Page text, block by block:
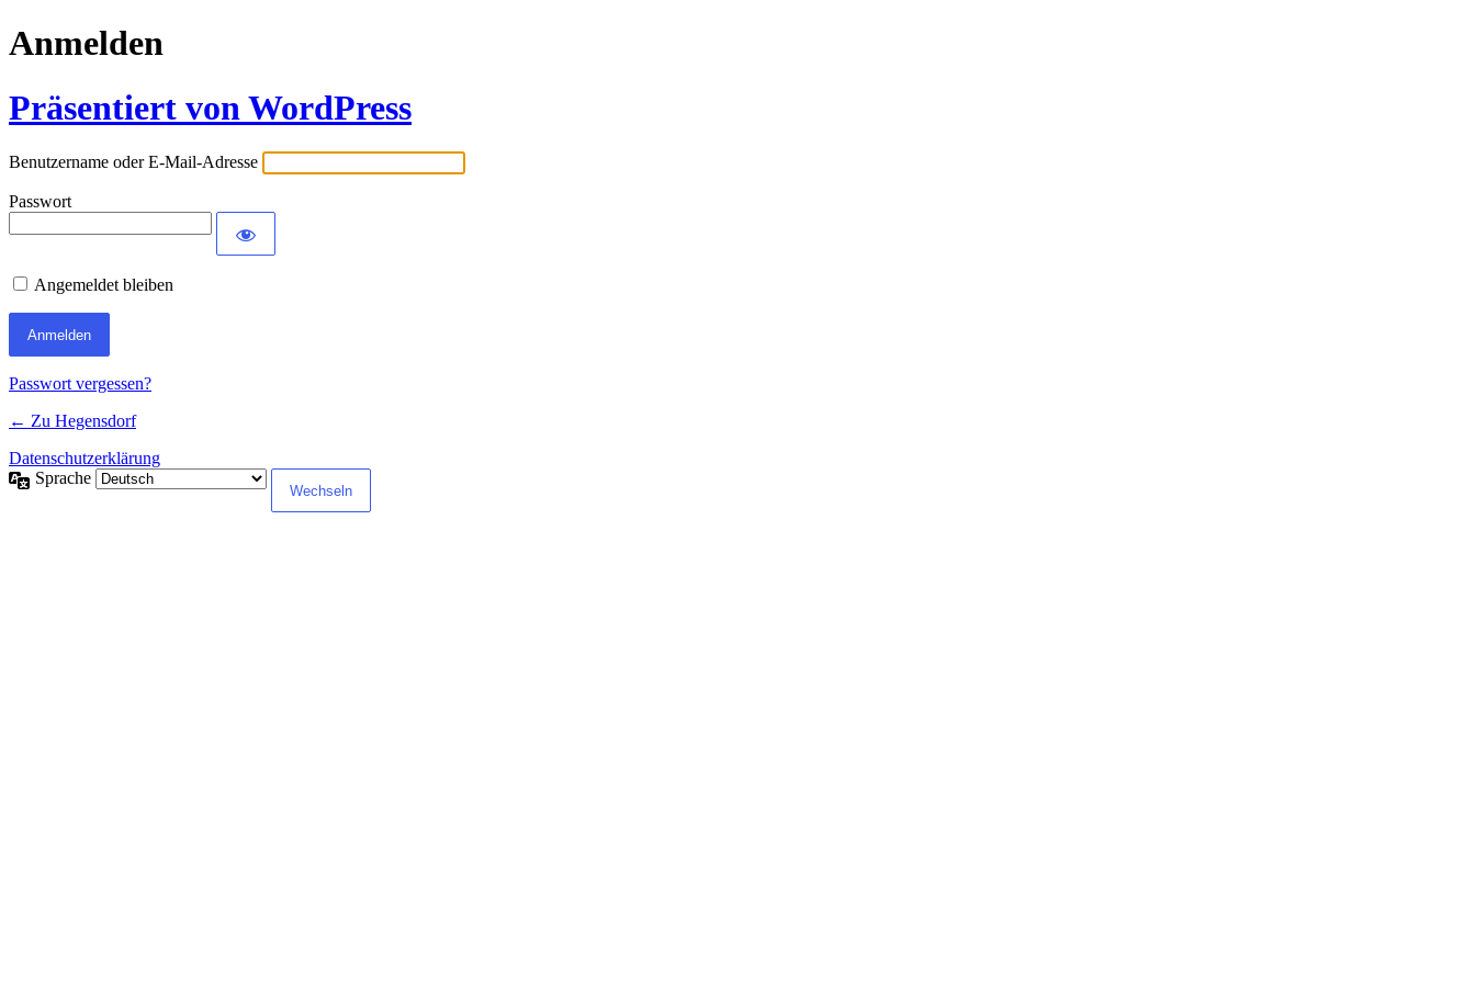
Anmelden
Präsentiert von WordPress
Benutzername oder E-Mail-Adresse
Passwort
Angemeldet bleiben
Passwort vergessen?
← Zu Hegensdorf
Datenschutzerklärung
Sprache